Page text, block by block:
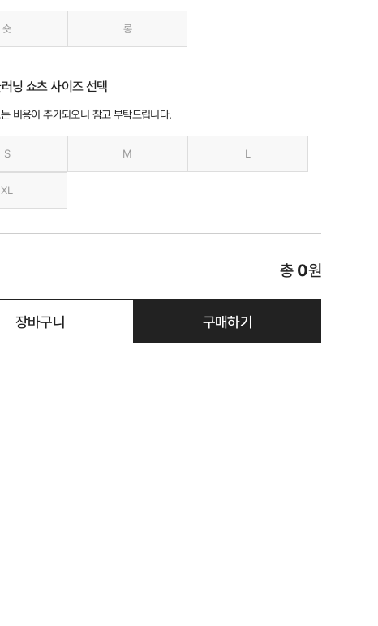
숏 롱
닝 쇼츠 사이즈 선택
비용이 추가되오니 참고 부탁드립니다.
S M L
XL
총 0원
장바구니 구매하기